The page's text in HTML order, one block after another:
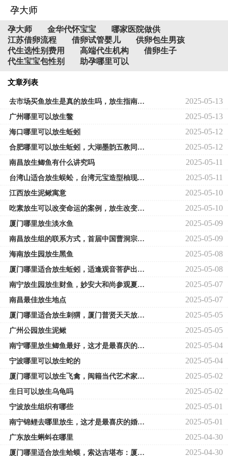
孕大师
孕大师 金华代怀宝宝
哪家医院做供
江苏借卵流程
借卵试管婴儿
供卵包生男孩
代生选性别费用
高端代生机构
借卵生子
代生宝宝包性别
助孕哪里可以
文章列表
去市场买鱼放生是真的放生吗，放生指南：放生鱼的经验 2025-05-13
广州哪里可以放生鳖 2025-05-13
海口哪里可以放生蚯蚓 2025-05-12
合肥哪里可以放生蚯蚓，大湖墨韵五教同光：第三届合肥宗教界迎春书画展开幕 2025-05-12
南昌放生鲫鱼有什么讲究吗 2025-05-11
台湾山适合放生蜈蚣，台湾元宝造型柚现身厦门引围观 2025-05-11
江西放生泥鳅寓意 2025-05-10
吃素放生可以改变命运的案例，放生改变了我的命运 2025-05-10
厦门哪里放生淡水鱼 2025-05-09
南昌放生组的联系方式，首届中国曹洞宗禅学国际研讨会新闻发布会在南昌举行 2025-05-09
海南放生园放生黑鱼 2025-05-08
厦门哪里适合放生蚯蚓，适逢观音菩萨出家日厦门正觉莲舍举行海上放生法会 2025-05-08
南宁放生园放生财鱼，妙安大和尚参观夏季护生书画展南宁首展 2025-05-07
南昌最佳放生地点 2025-05-07
厦门哪里适合放生刺猬，厦门普贤天天放生1月4日放生圆满 2025-05-05
广州公园放生泥鳅 2025-05-05
南宁哪里放生鲫鱼最好，这才是最喜庆的婚宴：“奉斋放生”婚宴亮相南宁 2025-05-04
宁波哪里可以放生蛇的 2025-05-04
厦门哪里可以放生飞禽，闽籍当代艺术家伊玄回厦门办个展 2025-05-02
生日可以放生乌龟吗 2025-05-02
宁波放生组织有哪些 2025-05-01
南宁锦鲤去哪里放生，这才是最喜庆的婚宴：“奉斋放生”婚宴亮相南宁 2025-05-01
广东放生蝌蚪在哪里 2025-04-30
厦门哪里适合放生蛤蟆，索达吉堪布：厦门大学嘉庚学院问答 2025-04-30